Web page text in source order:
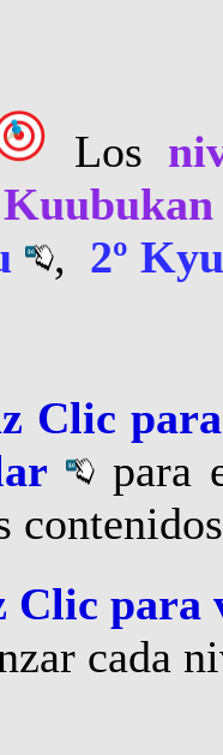
Los
, 2º Kyu
Clic
para
Clic para
cada